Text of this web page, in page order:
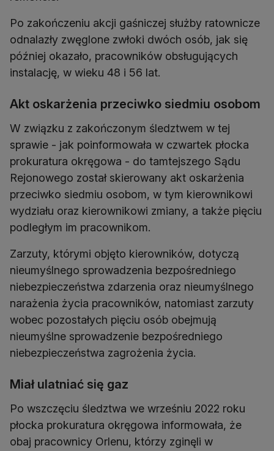
Po zakończeniu akcji gaśniczej służby ratownicze
odnalazły zwęglone zwłoki dwóch osób, jak się
później okazało, pracowników obsługujących
instalację, w wieku 48 i 56 lat.
Akt oskarżenia przeciwko siedmiu osobom
W związku z zakończonym śledztwem w tej
sprawie - jak poinformowała w czwartek płocka
prokuratura okręgowa - do tamtejszego Sądu
Rejonowego został skierowany akt oskarżenia
przeciwko siedmiu osobom, w tym kierownikowi
wydziału oraz kierownikowi zmiany, a także pięciu
podległym im pracownikom.
Zarzuty, którymi objęto kierowników, dotyczą
nieumyślnego sprowadzenia bezpośredniego
niebezpieczeństwa zdarzenia oraz nieumyślnego
narażenia życia pracowników, natomiast zarzuty
wobec pozostałych pięciu osób obejmują
nieumyślne sprowadzenie bezpośredniego
niebezpieczeństwa zagrożenia życia.
Miał ulatniać się gaz
Po wszczęciu śledztwa we wrześniu 2022 roku
płocka prokuratura okręgowa informowała, że
obaj pracownicy Orlenu, którzy zginęli w